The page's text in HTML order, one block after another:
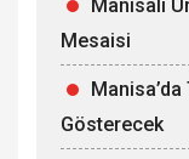
Manisalı
Mesaisi
Gösterecek